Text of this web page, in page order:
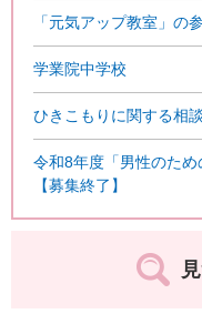
「元気アップ教室」の
学業院中学校
ひきこもりに関する相
令和8年度「男性のた
【募集終了】